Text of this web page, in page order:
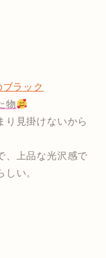
ラック
物
り見掛けないから
、上品な光沢感で
い。